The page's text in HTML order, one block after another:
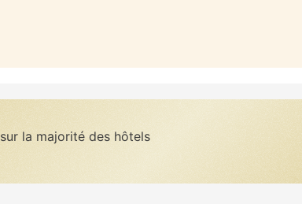
sur la majorité des hôtels